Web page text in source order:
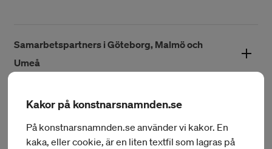
Samarbetspartners i Göteborg, Malmö och
Umeå
Box, Röhsska museet, Galleri 54, Konstepidemin, Röda Sten
konstmuseum och Four Gallery.
Nuvarande residensstipendiater
Tidigare residensstipendiater
Kakor på konstnarsnamnden.se
På konstnarsnamnden.se använder vi kakor. En
kaka, eller cookie, är en liten textfil som lagras på